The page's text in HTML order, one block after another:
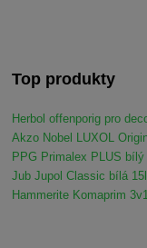
Top produkty
Herbol offenporig pro
Akzo Nobel LUXOL
PPG Primalex PLUS bílý
Jub Jupol Classic bílá 15l
Hammerite Komaprim